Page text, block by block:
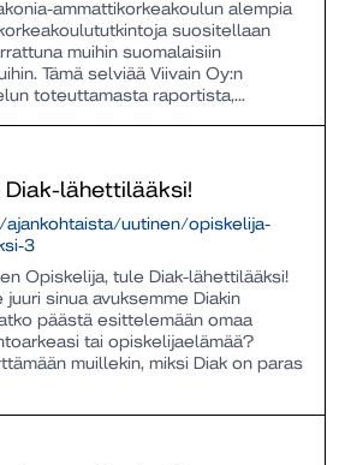
ammattikorkeakoulun alempia
suositellaan
muihin suomalaisiin
Tämä selviää Viivain Oy:n
toteuttamasta raportista,...
lähettilääksi!
uutinen/opiskelija-
3
Opiskelija, tule Diak-lähettilääksi!
sinua avuksemme Diakin
päästä esittelemään omaa
tai opiskelijaelämää?
muillekin, miksi Diak on paras